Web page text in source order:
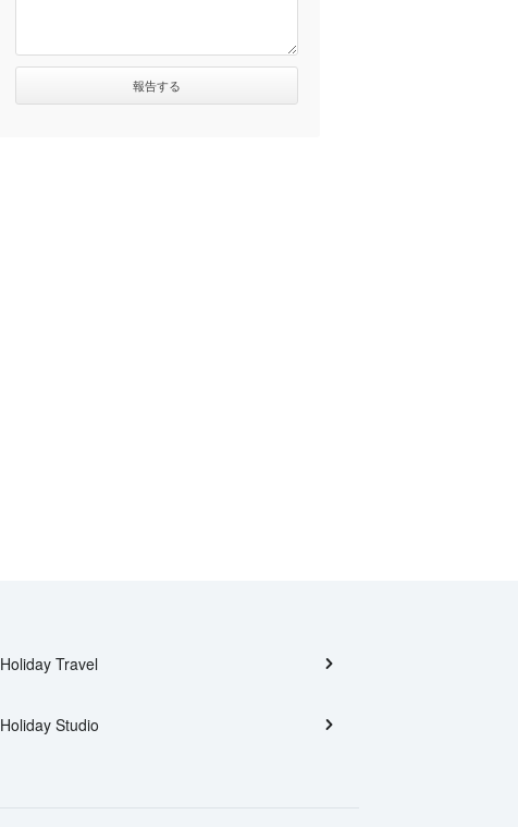
Holiday Travel
Holiday Studio